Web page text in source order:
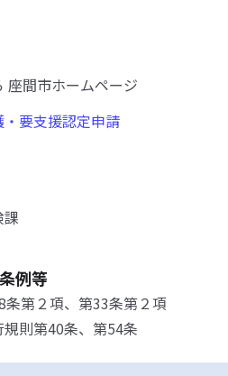
座間市ホームページ
要支援認定申請
例等
条第２項、第33条第２項
則第40条、第54条